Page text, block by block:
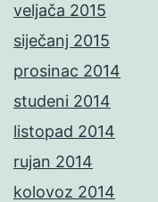
veljača 2015
siječanj 2015
prosinac 2014
studeni 2014
listopad 2014
rujan 2014
kolovoz 2014